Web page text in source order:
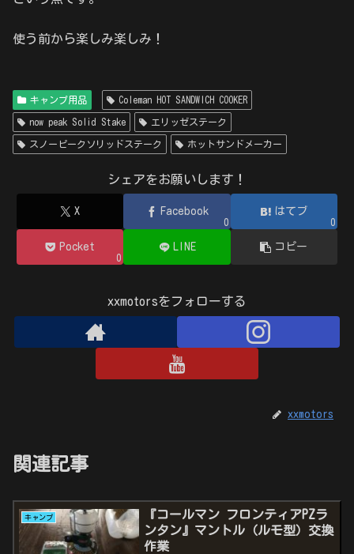
使う前から楽しみ楽しみ！
キャンプ用品 Coleman HOT SANDWICH COOKER
now peak Solid Stake エリッゼステーク
スノーピークソリッドステーク ホットサンドメーカー
シェアをお願いします！
X Facebook
0
はてブ
0
Pocket
0
LINE コピー
xxmotorsをフォローする
xxmotors
関連記事
キャンプ
『コールマン フロンティアPZラ
ンタン』マントル（ルモ型）交換
作業